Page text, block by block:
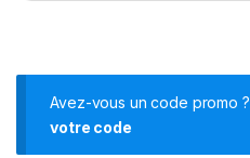
Avez-vous un code promo ?
votre code